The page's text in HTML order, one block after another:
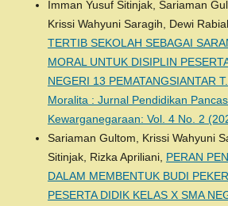
Imman Yusuf Sitinjak, Sariaman
Krissi Wahyuni Saragih, Dewi
TERTIB SEKOLAH SEBAGAI
MORAL UNTUK DISIPLIN
NEGERI 13 PEMATANGSIANTAR
Moralita : Jurnal Pendidikan
Kewarganegaraan: Vol. 4 No. 2
Sariaman Gultom, Krissi Wahyuni
Sitinjak, Rizka Apriliani, PERAN
DALAM MEMBENTUK BUDI
PESERTA DIDIK KELAS X SMA